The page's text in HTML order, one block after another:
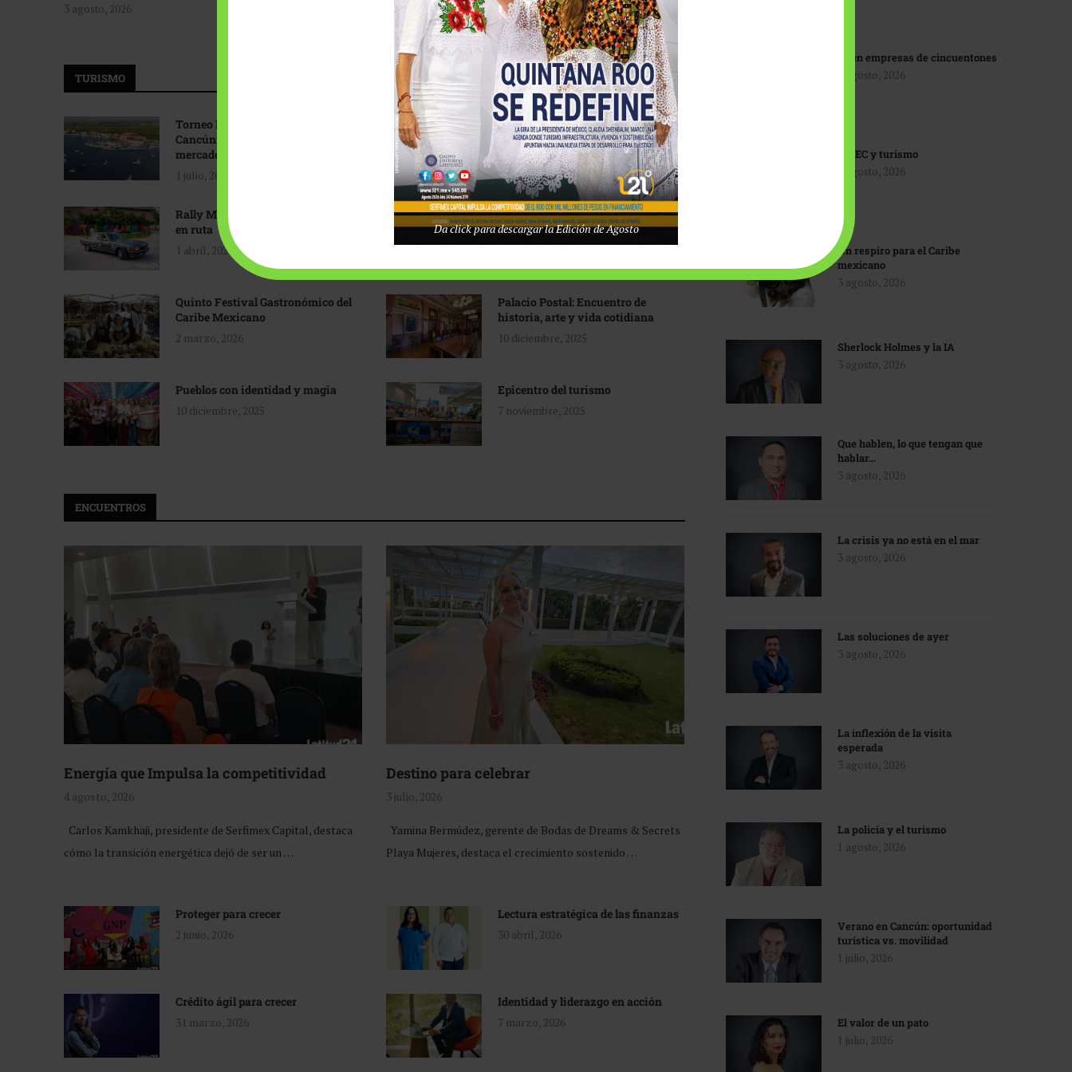
3 agosto, 2026
Tecnológico de Monterrey
3 agosto, 2026
TURISMO
Torneo Internacional de Pesca
Cancún: Navegando hacia nuevos
mercados
1 julio, 2026
Promoción turística con visión
1 abril, 2026
Rally Maya: Herencia automotriz
en ruta
1 abril, 2026
Industria global en
reconfiguración
31 marzo, 2026
Quinto Festival Gastronómico del
Caribe Mexicano
2 marzo, 2026
Palacio Postal: Encuentro de
historia, arte y vida cotidiana
10 diciembre, 2025
Pueblos con identidad y magia
10 diciembre, 2025
Epicentro del turismo
7 noviembre, 2025
ENCUENTROS
Energía que Impulsa la competitividad
4 agosto, 2026
Carlos Kamkhaji, presidente de Serfimex Capital, destaca
cómo la transición energética dejó de ser un …
Destino para celebrar
3 julio, 2026
Yamina Bermúdez, gerente de Bodas de Dreams & Secrets
Playa Mujeres, destaca el crecimiento sostenido …
Proteger para crecer
2 junio, 2026
Lectura estratégica de las finanzas
30 abril, 2026
Crédito ágil para crecer
31 marzo, 2026
Identidad y liderazgo en acción
7 marzo, 2026
IA en empresas de cincuentones
3 agosto, 2026
TMEC y turismo
3 agosto, 2026
Un respiro para el Caribe
mexicano
3 agosto, 2026
Sherlock Holmes y la IA
3 agosto, 2026
Que hablen, lo que tengan que
hablar…
3 agosto, 2026
La crisis ya no está en el mar
3 agosto, 2026
Las soluciones de ayer
3 agosto, 2026
La inflexión de la visita
esperada
3 agosto, 2026
La policía y el turismo
1 agosto, 2026
Verano en Cancún: oportunidad
turística vs. movilidad
1 julio, 2026
El valor de un pato
1 julio, 2026
Da click para descargar la Edición de Agosto